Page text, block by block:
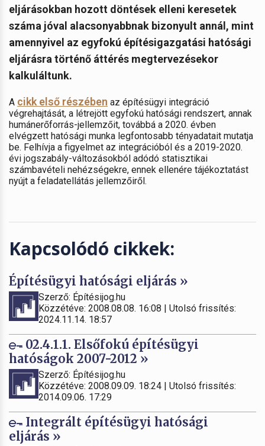
eljárásokban hozott döntések elleni keresetek
száma jóval alacsonyabbnak bizonyult annál, mint
amennyivel az egyfokú építésigazgatási hatósági
eljárásra történő áttérés megtervezésekor
kalkuláltunk.
A cikk első részében az építésügyi integráció
végrehajtását, a létrejött egyfokú hatósági rendszert, annak
humánerőforrás-jellemzőit, továbbá a 2020. évben
elvégzett hatósági munka legfontosabb tényadatait mutatja
be. Felhívja a figyelmet az integrációból és a 2019-2020.
évi jogszabály-változásokból adódó statisztikai
számbavételi nehézségekre, ennek ellenére tájékoztatást
nyújt a feladatellátás jellemzőiről.
Kapcsolódó cikkek:
Építésügyi hatósági eljárás »
Szerző: Építésijog.hu
Közzétéve: 2008.08.08. 16:08 | Utolsó frissítés:
2024.11.14. 18:57
02.4.1.1. Elsőfokú építésügyi
hatóságok 2007-2012 »
Szerző: Építésijog.hu
Közzétéve: 2008.09.09. 18:24 | Utolsó frissítés:
2014.09.06. 17:29
Integrált építésügyi hatósági
eljárás »